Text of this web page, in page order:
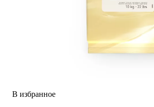
В избранное